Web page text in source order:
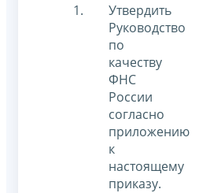
Утвердить
Руководство
по
качеству
ФНС
России
согласно
приложению
к
настоящему
приказу.